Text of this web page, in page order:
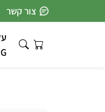
צור קשר